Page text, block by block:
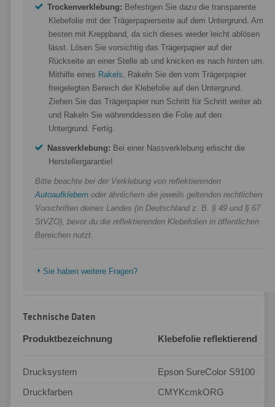
Trockenverklebung: Befestigen Sie dazu die transparente
Klebefolie mit der Trägerpapierseite auf dem Untergrund. Am
besten mit Kreppband, da sich dieses wieder leicht ablösen
lässt. Lösen Sie vorsichtig das Trägerpapier auf der
Rückseite an einer Stelle ab und knicken es nach hinten um.
Mithilfe eines Rakels , Rakeln Sie den vom Trägerpapier
freigelegten Bereich der Klebefolie auf den Untergrund.
Ziehen Sie das Trägerpapier nun Schritt für Schritt weiter ab
und Rakeln Sie währenddessen die Folie auf den
Untergrund. Fertig.
Nassverklebung: Bei einer Nassverklebung erlischt die
Herstellergarantie!
Bitte beachte bei der Verklebung von reflektierenden
Autoaufklebern oder ähnlichem die jeweils geltenden rechtlichen
Vorschriften deines Landes (in Deutschland z. B. § 49 und § 67
StVZO), bevor du die reflektierenden Klebefolien in öffentlichen
Bereichen nutzt.
Sie haben weitere Fragen?
Technische Daten
Produktbezeichnung Klebefolie reflektierend
Drucksystem
Epson SureColor S9100
Druckfarben
CMYKcmkORG